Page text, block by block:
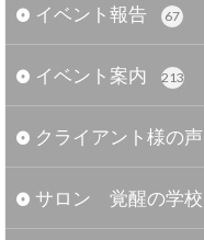
イベント報告 67
イベント案内 213
クライアント様の声
サロン 覚醒の学校